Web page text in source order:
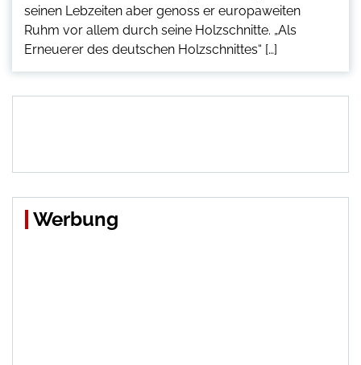
seinen Lebzeiten aber genoss er europaweiten
Ruhm vor allem durch seine Holzschnitte. „Als
Erneuerer des deutschen Holzschnittes“ […]
Werbung